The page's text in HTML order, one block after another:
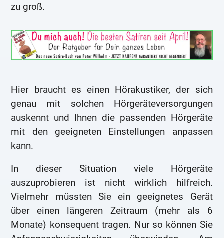
zu groß.
Hier braucht es einen Hörakustiker, der sich
genau mit solchen Hörgeräteversorgungen
auskennt und Ihnen die passenden Hörgeräte
mit den geeigneten Einstellungen anpassen
kann.
In dieser Situation viele Hörgeräte
auszuprobieren ist nicht wirklich hilfreich.
Vielmehr müssten Sie ein geeignetes Gerät
über einen längeren Zeitraum (mehr als 6
Monate) konsequent tragen. Nur so können Sie